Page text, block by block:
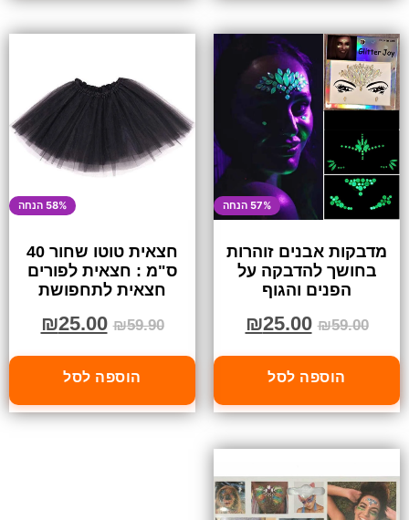
57% הנחה
מדבקות אבנים זוהרות
בחושך להדבקה על
הפנים והגוף
₪59.00
₪25.00
הוספה לסל
58% הנחה
חצאית טוטו שחור 40
ס"מ : חצאית לפורים
חצאית לתחפושת
₪59.90
₪25.00
הוספה לסל